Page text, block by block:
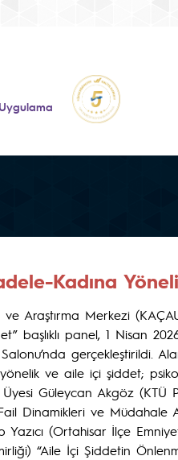
Kadına
Araştırma Merkezi
başlıklı panel, 1 Nisan
gerçekleştirildi.
ve aile içi şiddet;
Güleycan Akgöz (KTÜ
Dinamikleri ve Müdahale
Yazıcı (Ortahisar İlçe
“Aile İçi Şiddetin